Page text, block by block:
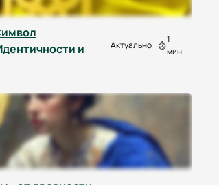
и
Актуально
1
мин